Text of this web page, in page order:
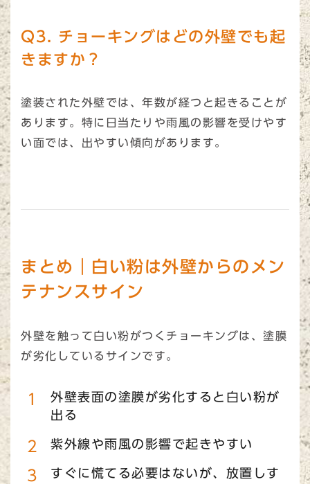
Q3. チョーキングはどの外壁でも起
きますか？
塗装された外壁では、年数が経つと起きることが
あります。特に日当たりや雨風の影響を受けやす
い面では、出やすい傾向があります。
まとめ｜白い粉は外壁からのメン
テナンスサイン
外壁を触って白い粉がつくチョーキングは、塗膜
が劣化しているサインです。
外壁表面の塗膜が劣化すると白い粉が
出る
紫外線や雨風の影響で起きやすい
すぐに慌てる必要はないが、放置しす